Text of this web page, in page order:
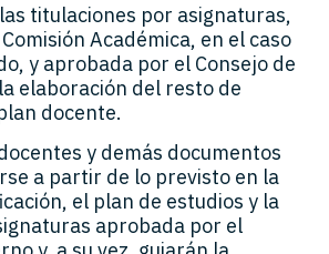
titulaciones por asignaturas,
Académica, en el caso
y aprobada por el Consejo de
elaboración del resto de
docente.
y demás documentos
a partir de lo previsto en la
el plan de estudios y la
aprobada por el